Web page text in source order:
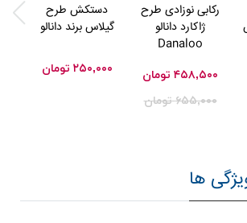
رکابی نوزادی طرح
ژاکارد دانالو
Danaloo
۴۵۸,۵۰۰ تومان
۶۵۵,۰۰۰ تومان
دستکش طرح
گیلاس برند دانالو
۲۵۰,۰۰۰ تومان
ها